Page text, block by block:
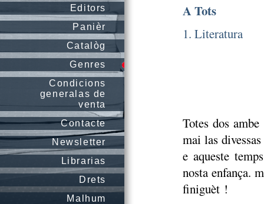
Editors
Panièr
Catalòg
Genres
Condicions
generalas de
venta
Contacte
Newsletter
Librarias
Drets
Malhum
A Tots
1. Literatura
Totes dos
mai las
e aqueste
nosta enfança.
finiguèt !